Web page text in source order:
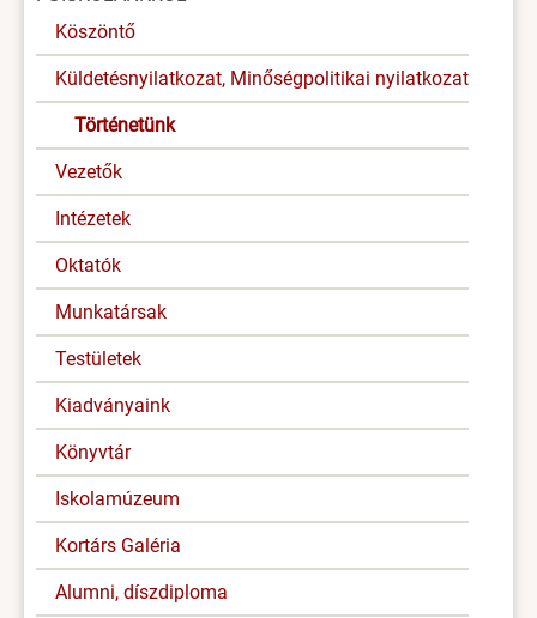
Köszöntő
Küldetésnyilatkozat, Minőségpolitikai nyilatkozat
Történetünk
Vezetők
Intézetek
Oktatók
Munkatársak
Testületek
Kiadványaink
Könyvtár
Iskolamúzeum
Kortárs Galéria
Alumni, díszdiploma